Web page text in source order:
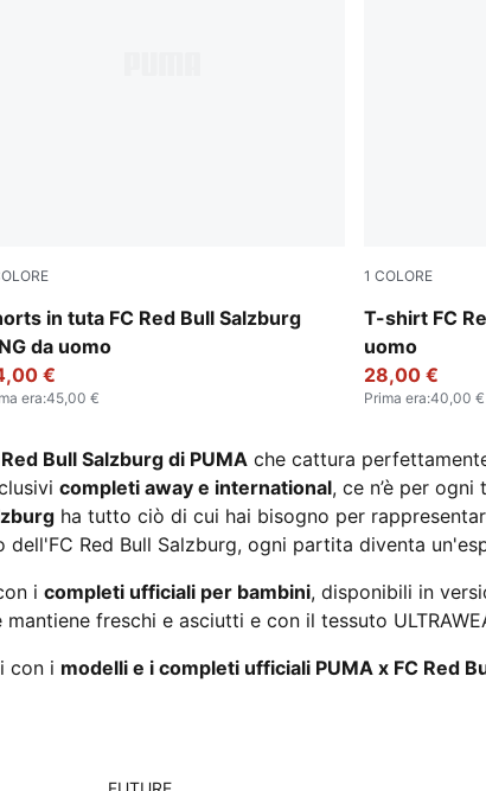
in tuta FC Red Bull Salzburg
da uomo
Black-Matte Puma Gold
€
era:45,00 €
1 COLORE
T-shirt FC
uomo
PUMA
28,00 €
Prima era:40,00 €
Bull Salzburg di PUMA che cattura
completi away e international, ce n’è per
ha tutto ciò di cui hai bisogno per
Red Bull Salzburg, ogni partita diventa
i completi ufficiali per bambini, disponibili in
freschi e asciutti e con il tessuto
con i modelli e i completi ufficiali PUMA x FC Red